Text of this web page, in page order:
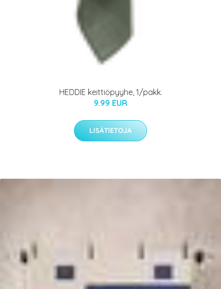
HEDDIE keittiöpyyhe, 1/pakk.
9.99 EUR
LISÄTIETOJA